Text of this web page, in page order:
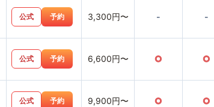
公式 予約 3,300円〜 - -
公式 予約 6,600円〜 ○ ○
公式 予約 9,900円〜 ○ ○